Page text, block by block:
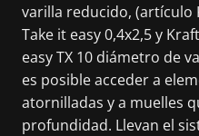
varilla reducido, (artículo
Take it easy 0,4x2,5 y
easy TX 10 diámetro de
es posible acceder a
atornilladas y a muelles
profundidad. Llevan el